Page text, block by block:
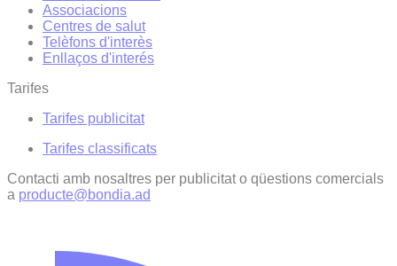
Associacions
Centres de salut
Telèfons d'interès
Enllaços d'interés
Tarifes
Tarifes publicitat
Tarifes classificats
Contacti amb nosaltres per publicitat o qüestions comercials
a producte@bondia.ad